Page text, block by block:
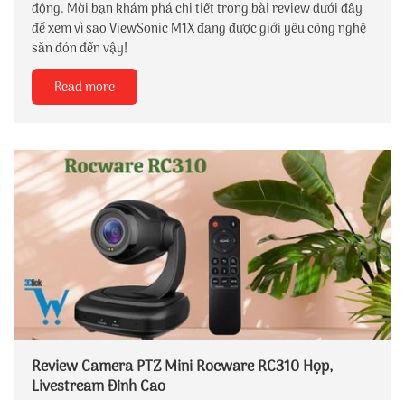
động. Mời bạn khám phá chi tiết trong bài review dưới đây
để xem vì sao ViewSonic M1X đang được giới yêu công nghệ
săn đón đến vậy!
Read more
Review Camera PTZ Mini Rocware RC310 Họp,
Livestream Đỉnh Cao